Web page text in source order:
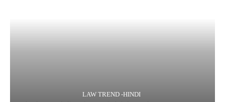
LAW TREND -HINDI